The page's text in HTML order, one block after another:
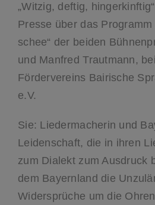
„Witzig, deftig,
Presse über das Programm
schee“ der beiden
und Manfred Trautmann,
Fördervereins Bairische
e.V.
Sie: Liedermacherin und
Leidenschaft, die in ihren
zum Dialekt zum Ausdruck
dem Bayernland die
Widersprüche um die